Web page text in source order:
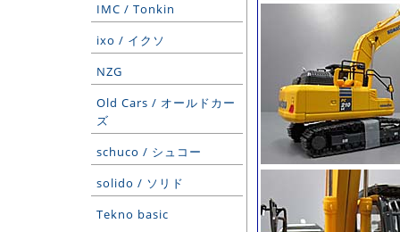
IMC / Tonkin
ixo / イクソ
NZG
Old Cars / オールドカー
ズ
schuco / シュコー
solido / ソリド
Tekno basic